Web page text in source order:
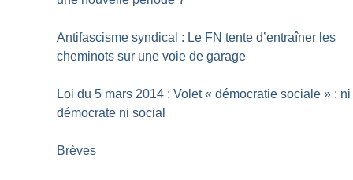
Antifascisme syndical : Le FN tente d’entraîner les
cheminots sur une voie de garage
Loi du 5 mars 2014 : Volet « démocratie sociale » : ni
démocrate ni social
Brèves